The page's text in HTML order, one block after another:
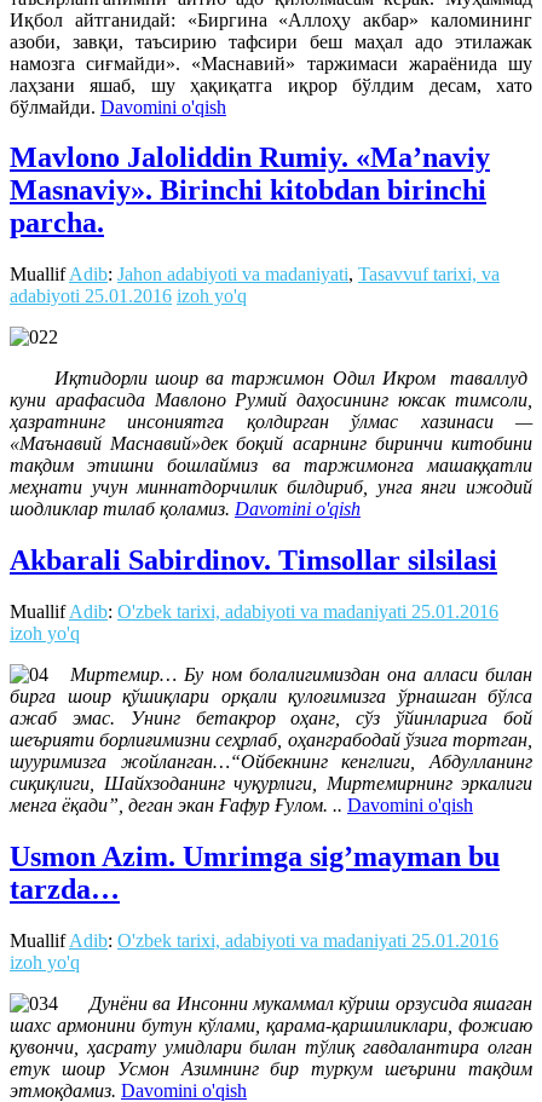
Иқбол айтганидай: «Биргина «Аллоҳу акбар» каломининг
азоби, завқи, таъсирию тафсири беш маҳал адо этилажак
намозга сиғмайди». «Маснавий» таржимаси жараёнида шу
лаҳзани яшаб, шу ҳақиқатга иқрор бўлдим десам, хато
бўлмайди. Davomini o'qish
Mavlono Jaloliddin Rumiy. «Ma’naviy
Masnaviy». Birinchi kitobdan birinchi
parcha.
MuallifAdib: Jahon adabiyoti va madaniyati, Tasavvuf tarixi, va
adabiyoti 25.01.2016 izoh yo'q
Иқтидорли шоир ва таржимон Одил Икром таваллуд
куни арафасида Мавлоно Румий даҳосининг юксак тимсоли,
ҳазратнинг инсониятга қолдирган ўлмас хазинаси —
«Маънавий Маснавий»дек боқий асарнинг биринчи китобини
тақдим этишни бошлаймиз ва таржимонга машаққатли
меҳнати учун миннатдорчилик билдириб, унга янги ижодий
шодликлар тилаб қоламиз. Davomini o'qish
Akbarali Sabirdinov. Timsollar silsilasi
MuallifAdib: O'zbek tarixi, adabiyoti va madaniyati 25.01.2016
izoh yo'q
Миртемир… Бу ном болалигимиздан она алласи билан
бирга шоир қўшиқлари орқали қулоғимизга ўрнашган бўлса
ажаб эмас. Унинг бетакрор оҳанг, сўз ўйинларига бой
шеърияти борлиғимизни сеҳрлаб, оҳанграбодай ўзига тортган,
шууримизга жойланган…“Ойбекнинг кенглиги, Абдулланинг
сиқиқлиги, Шайхзоданинг чуқурлиги, Миртемирнинг эркалиги
менга ёқади”, деган экан Ғафур Ғулом. .. Davomini o'qish
Usmon Azim. Umrimga sig’mayman bu
tarzda…
MuallifAdib: O'zbek tarixi, adabiyoti va madaniyati 25.01.2016
izoh yo'q
Дунёни ва Инсонни мукаммал кўриш орзусида яшаган
шахс армонини бутун кўлами, қарама-қаршиликлари, фожиаю
қувончи, ҳасрату умидлари билан тўлиқ гавдалантира олган
етук шоир Усмон Азимнинг бир туркум шеърини тақдим
этмоқдамиз. Davomini o'qish